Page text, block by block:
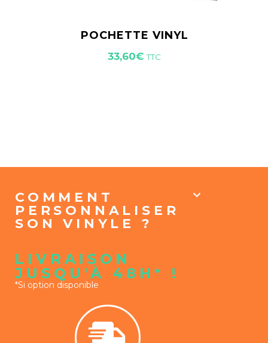
POCHETTE VINYL
33,60€ TTC
COMMENT
PERSONNALISER
SON VINYLE ?
LIVRAISON
JUSQU'À 48H* !
*Si option disponible